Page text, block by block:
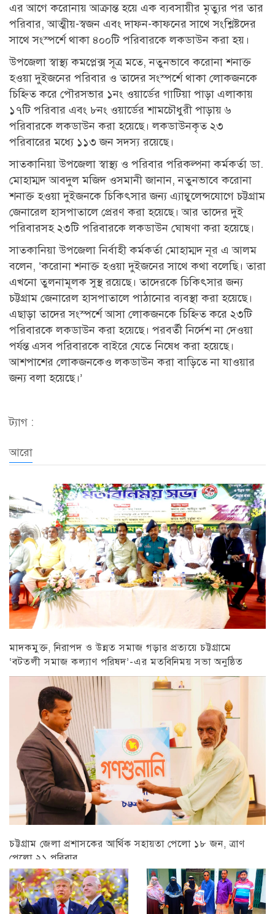
এর আগে করোনায় আক্রান্ত হয়ে এক ব্যবসায়ীর মৃত্যুর পর তার
পরিবার, আত্মীয়-স্বজন এবং দাফন-কাফনের সাথে সংশ্লিষ্টদের
সাথে সংস্পর্শে থাকা ৪০০টি পরিবারকে লকডাউন করা হয়।
উপজেলা স্বাস্থ্য কমপ্লেক্স সূত্র মতে, নতুনভাবে করোনা শনাক্ত
হওয়া দুইজনের পরিবার ও তাদের সংস্পর্শে থাকা লোকজনকে
চিহ্নিত করে পৌরসভার ১নং ওয়ার্ডের গাটিয়া পাড়া এলাকায়
১৭টি পরিবার এবং ৮নং ওয়ার্ডের শামচৌধুরী পাড়ায় ৬
পরিবারকে লকডাউন করা হয়েছে। লকডাউনকৃত ২৩
পরিবারের মধ্যে ১১৩ জন সদস্য রয়েছে।
সাতকানিয়া উপজেলা স্বাস্থ্য ও পরিবার পরিকল্পনা কর্মকর্তা ডা.
মোহাম্মদ আবদুল মজিদ ওসমানী জানান, নতুনভাবে করোনা
শনাক্ত হওয়া দুইজনকে চিকিৎসার জন্য এ্যাম্বুলেন্সযোগে চট্টগ্রাম
জেনারেল হাসপাতালে প্রেরণ করা হয়েছে। আর তাদের দুই
পরিবারসহ ২৩টি পরিবারকে লকডাউন ঘোষণা করা হয়েছে।
সাতকানিয়া উপজেলা নির্বাহী কর্মকর্তা মোহাম্মদ নূর এ আলম
বলেন, ‘করোনা শনাক্ত হওয়া দুইজনের সাথে কথা বলেছি। তারা
এখনো তুলনামূলক সুস্থ রয়েছে। তাদেরকে চিকিৎসার জন্য
চট্টগ্রাম জেনারেল হাসপাতালে পাঠানোর ব্যবস্থা করা হয়েছে।
এছাড়া তাদের সংস্পর্শে আসা লোকজনকে চিহ্নিত করে ২৩টি
পরিবারকে লকডাউন করা হয়েছে। পরবর্তী নির্দেশ না দেওয়া
পর্যন্ত এসব পরিবারকে বাইরে যেতে নিষেধ করা হয়েছে।
আশপাশের লোকজনকেও লকডাউন করা বাড়িতে না যাওয়ার
জন্য বলা হয়েছে।’
ট্যাগ :
আরো
মাদকমুক্ত, নিরাপদ ও উন্নত সমাজ গড়ার প্রত্যয়ে চট্টগ্রামে
‘বটতলী সমাজ কল্যাণ পরিষদ’-এর মতবিনিময় সভা অনুষ্ঠিত
চট্টগ্রাম
চট্টগ্রাম জেলা প্রশাসকের আর্থিক সহায়তা পেলো ১৮ জন, ত্রাণ
পেলো ২১ পরিবার
চট্টগ্রাম